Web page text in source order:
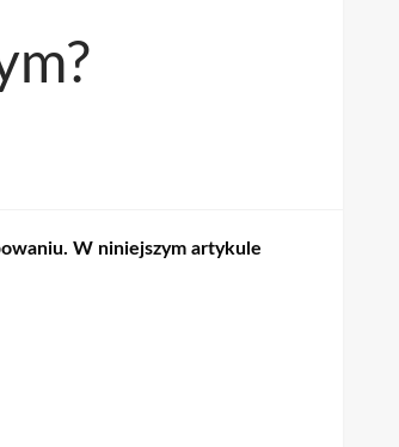
W niniejszym artykule